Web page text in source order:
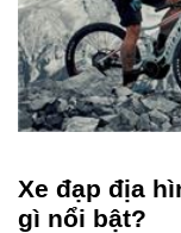
Xe đạp địa
gì nổi bật?